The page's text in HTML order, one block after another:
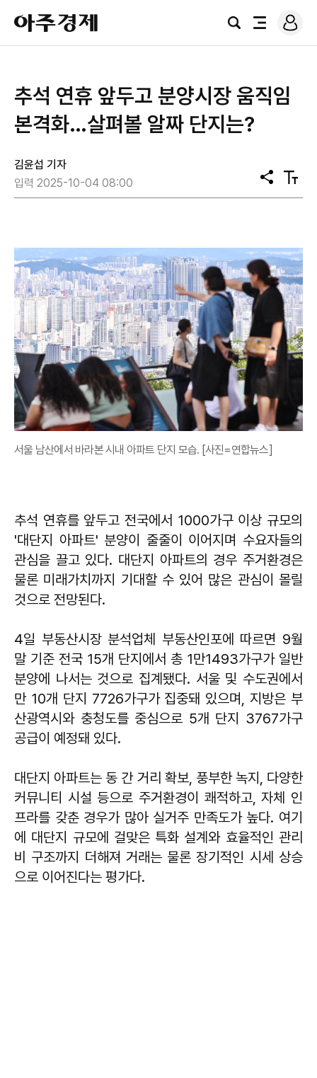
아
주
경
검
전
로
그
추석 연휴 앞두고 분양시장 움직임
본격화…살펴볼 알짜 단지는?
김윤섭 기자
입력 2025-10-04 08:00
공
유
텍
스
서울 남산에서 바라본 시내 아파트 단지 모습. [사진=연합뉴스]
추석 연휴를 앞두고 전국에서 1000가구 이상 규모의
'대단지 아파트' 분양이 줄줄이 이어지며 수요자들의
관심을 끌고 있다. 대단지 아파트의 경우 주거환경은
물론 미래가치까지 기대할 수 있어 많은 관심이 몰릴
것으로 전망된다.
4일 부동산시장 분석업체 부동산인포에 따르면 9월
말 기준 전국 15개 단지에서 총 1만1493가구가 일반
분양에 나서는 것으로 집계됐다. 서울 및 수도권에서
만 10개 단지 7726가구가 집중돼 있으며, 지방은 부
산광역시와 충청도를 중심으로 5개 단지 3767가구
공급이 예정돼 있다.
대단지 아파트는 동 간 거리 확보, 풍부한 녹지, 다양한
커뮤니티 시설 등으로 주거환경이 쾌적하고, 자체 인
프라를 갖춘 경우가 많아 실거주 만족도가 높다. 여기
에 대단지 규모에 걸맞은 특화 설계와 효율적인 관리
비 구조까지 더해져 거래는 물론 장기적인 시세 상승
으로 이어진다는 평가다.